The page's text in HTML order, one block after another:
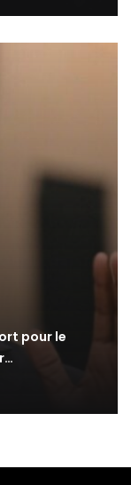
pour le